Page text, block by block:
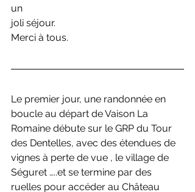
un
joli séjour.
Merci à tous.
Le premier jour, une randonnée en
boucle au départ de Vaison La
Romaine débute sur le GRP du Tour
des Dentelles, avec des étendues de
vignes à perte de vue , le village de
Séguret …..et se termine par des
ruelles pour accéder au Château